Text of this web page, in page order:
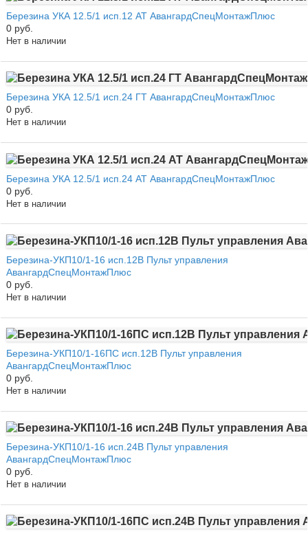
Березина УКА 12.5/1 исп.12 АТ АвангардСпецМонтажПлюс
0 руб.
Нет в наличии
Березина УКА 12.5/1 исп.24 ГТ АвангардСпецМонтажПлюс
0 руб.
Нет в наличии
Березина УКА 12.5/1 исп.24 АТ АвангардСпецМонтажПлюс
0 руб.
Нет в наличии
Березина-УКП10/1-16 исп.12В Пульт управления
АвангардСпецМонтажПлюс
0 руб.
Нет в наличии
Березина-УКП10/1-16ПС исп.12В Пульт управления
АвангардСпецМонтажПлюс
0 руб.
Нет в наличии
Березина-УКП10/1-16 исп.24В Пульт управления
АвангардСпецМонтажПлюс
0 руб.
Нет в наличии